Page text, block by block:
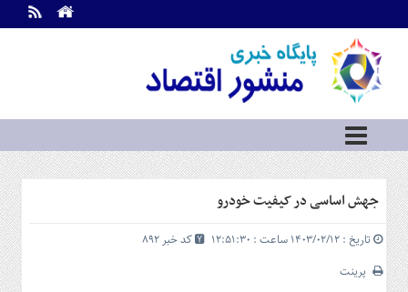
اطلاعات
تماس
ما
درباره
ما
سرویس
ها
بازار
سرمایه
و
جهش اساسی در کیفیت خودرو
تاریخ : ۱۴۰۳/۰۲/۱۲ ساعت : ۱۲:۵۱:۳۰
کد خبر 892
پرینت